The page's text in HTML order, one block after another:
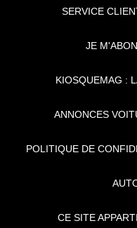
SERVICE
JE
KIOSQUEMAG :
ANNONCES
POLITIQUE DE
CE SITE